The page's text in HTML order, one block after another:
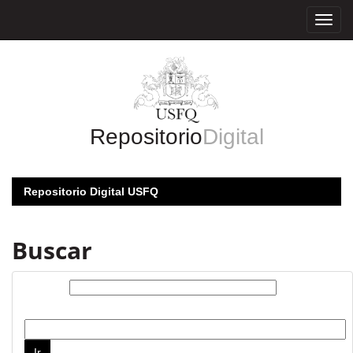
RepositorioDigital
Repositorio Digital USFQ
Buscar